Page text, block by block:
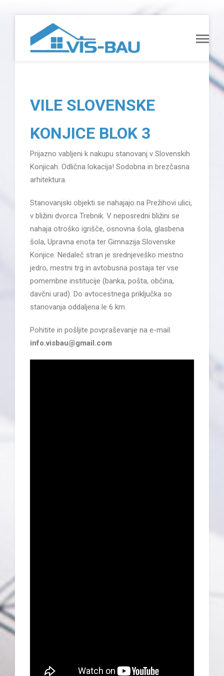
VILE SLOVENSKE
KONJICE BLOK 3
Prijazno vabljeni k nakupu stanovanj v Slovenskih
Konjicah. Odlična lokacija! Sodobna in brezčasna
arhitektura.
Stanovanjski objekti se nahajajo na Prežihovi ulici,
v bližini dvorca Trebnik. V neposredni bližini se
nahaja otroško igrišče, osnovna šola, glasbena
šola, Upravna enota ter Gimnazija Slovenske
Konjice. Nedaleč stran je srednjeveško mestno
jedro, mestni trg in avtobusna postaja ter vse
pomembne institucije (banka, pošta, občina,
davčni urad). Do avtocestnega priključka so
stanovanja oddaljena le 6 km.
Pohitite in pošljite povpraševanje na e-mail:
info.visbau@gmail.com